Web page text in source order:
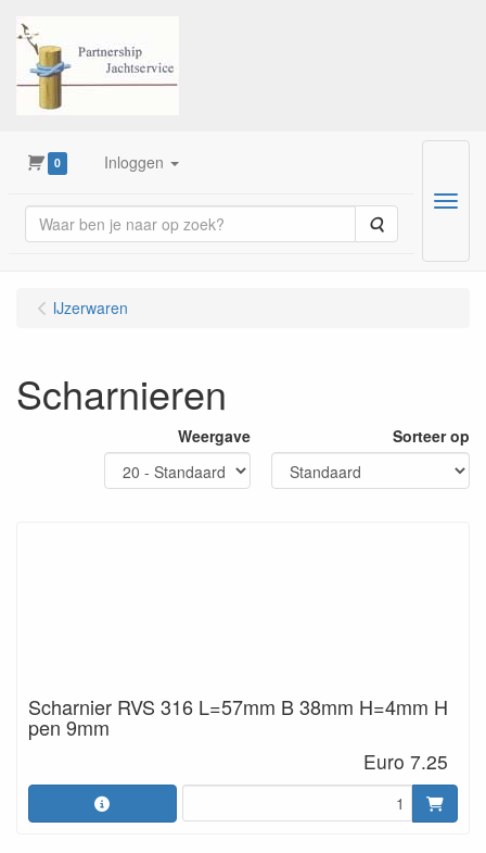
0 Inloggen
Zoeken
Menu
IJzerwaren
Scharnieren
Weergave Sorteer op
Scharnier RVS 316 L=57mm B 38mm H=4mm H
pen 9mm
Euro 7.25